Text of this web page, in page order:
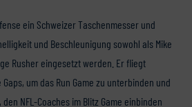
ein Schweizer Taschenmesser und
und Beschleunigung sowohl als Mike
Rusher eingesetzt werden. Er fliegt
um das Run Game zu unterbinden und
NFL-Coaches im Blitz Game einbinden